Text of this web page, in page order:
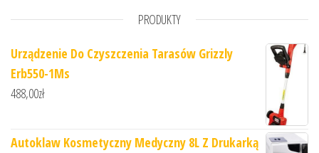
PRODUKTY
Urządzenie Do Czyszczenia Tarasów Grizzly
Erb550-1Ms
488,00zł
Autoklaw Kosmetyczny Medyczny 8L Z Drukarką